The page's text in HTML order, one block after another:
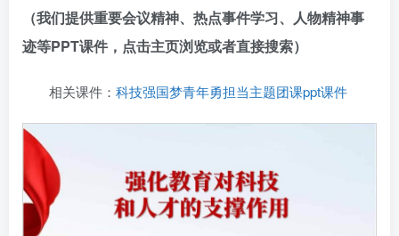
（我们提供重要会议精神、热点事件学习、人物精神事
迹等PPT课件，点击主页浏览或者直接搜索）
相关课件： 科技强国梦青年勇担当主题团课ppt课件